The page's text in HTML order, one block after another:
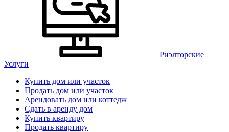
Риэлторские
Услуги
Купить дом или участок
Продать дом или участок
Арендовать дом или коттедж
Сдать в аренду дом
Купить квартиру
Продать квартиру